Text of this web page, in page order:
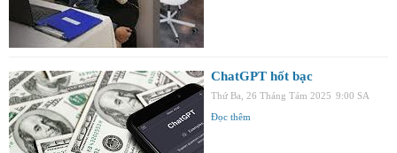
ChatGPT hốt bạc
Thứ Ba, 26 Tháng Tám 2025 9:00 SA
Đọc thêm